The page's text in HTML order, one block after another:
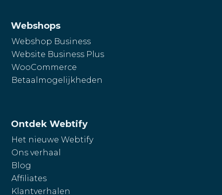
Webshops
Webshop Business
Website Business Plus
WooCommerce
Betaalmogelijkheden
Ontdek Webtify
Het nieuwe Webtify
Ons verhaal
Blog
Affiliates
Klantverhalen